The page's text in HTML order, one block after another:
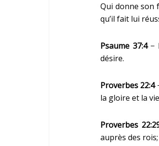
Qui donne son
qu’il fait lui
Psaume 37:4−
désire.
Proverbes 22:4
la gloire et la
Proverbes
auprès des